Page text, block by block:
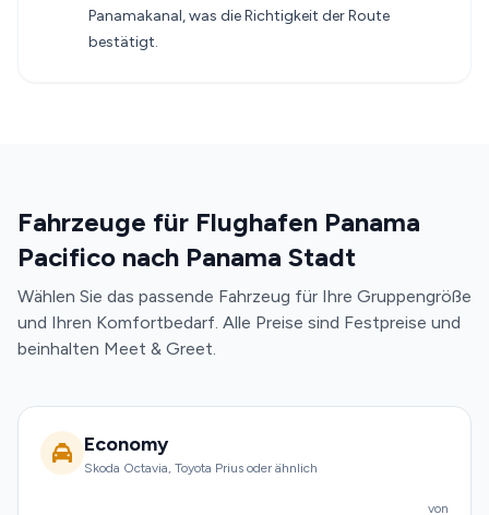
Panamakanal, was die Richtigkeit der Route
bestätigt.
Fahrzeuge für Flughafen Panama
Pacifico nach Panama Stadt
Wählen Sie das passende Fahrzeug für Ihre Gruppengröße
und Ihren Komfortbedarf. Alle Preise sind Festpreise und
beinhalten Meet & Greet.
Economy
Skoda Octavia, Toyota Prius oder ähnlich
von